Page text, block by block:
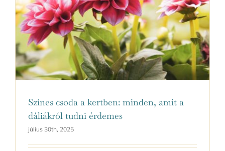
Színes csoda a kertben: minden, amit a
dáliákról tudni érdemes
július 30th, 2025